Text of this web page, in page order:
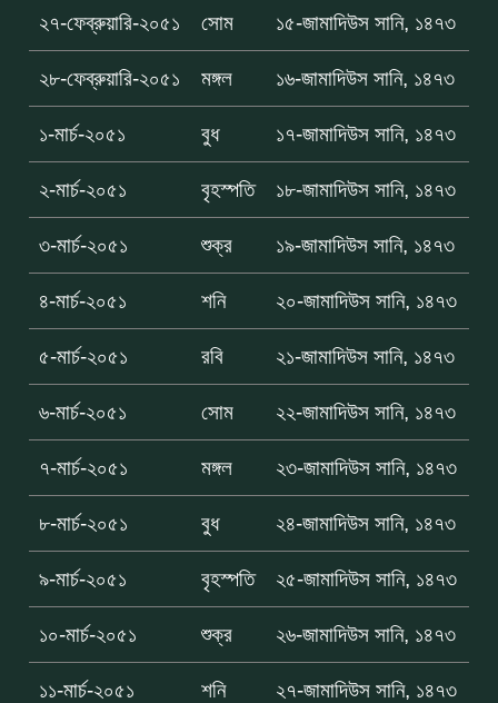
২৭-ফেব্রুয়ারি-২০৫১ সোম ১৫-জামাদিউস সানি, ১৪৭৩
২৮-ফেব্রুয়ারি-২০৫১ মঙ্গল ১৬-জামাদিউস সানি, ১৪৭৩
১-মার্চ-২০৫১ বুধ ১৭-জামাদিউস সানি, ১৪৭৩
২-মার্চ-২০৫১ বৃহস্পতি ১৮-জামাদিউস সানি, ১৪৭৩
৩-মার্চ-২০৫১ শুক্র ১৯-জামাদিউস সানি, ১৪৭৩
৪-মার্চ-২০৫১ শনি ২০-জামাদিউস সানি, ১৪৭৩
৫-মার্চ-২০৫১ রবি ২১-জামাদিউস সানি, ১৪৭৩
৬-মার্চ-২০৫১ সোম ২২-জামাদিউস সানি, ১৪৭৩
৭-মার্চ-২০৫১ মঙ্গল ২৩-জামাদিউস সানি, ১৪৭৩
৮-মার্চ-২০৫১ বুধ ২৪-জামাদিউস সানি, ১৪৭৩
৯-মার্চ-২০৫১ বৃহস্পতি ২৫-জামাদিউস সানি, ১৪৭৩
১০-মার্চ-২০৫১ শুক্র ২৬-জামাদিউস সানি, ১৪৭৩
১১-মার্চ-২০৫১ শনি ২৭-জামাদিউস সানি, ১৪৭৩